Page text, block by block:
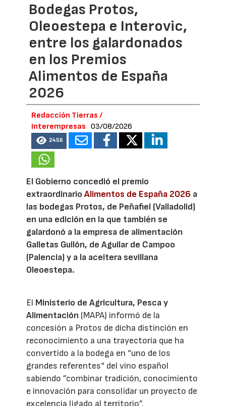
Bodegas Protos,
Oleoestepa e Interovic,
entre los galardonados
en los Premios
Alimentos de España
2026
Redacción Tierras /
Interempresas
03/08/2026
2456
El Gobierno concedió el premio
extraordinarioAlimentos de España 2026 a
las bodegas Protos, de Peñafiel (Valladolid)
en una edición en la que también se
galardonó a la empresa de alimentación
Galletas Gullón, de Aguilar de Campoo
(Palencia) y a la aceitera sevillana
Oleoestepa.
El Ministerio de Agricultura, Pesca y
Alimentación (MAPA) informó de la
concesión a Protos de dicha distinción en
reconocimiento a una trayectoria que ha
convertido a la bodega en “uno de los
grandes referentes“ del vino español
sabiendo ”combinar tradición, conocimiento
e innovación para consolidar un proyecto de